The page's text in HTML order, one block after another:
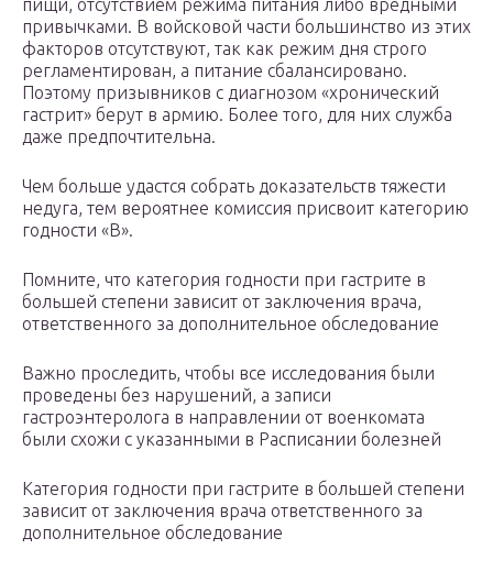
пищи, отсутствием режима питания либо вредными
привычками. В войсковой части большинство из этих
факторов отсутствуют, так как режим дня строго
регламентирован, а питание сбалансировано.
Поэтому призывников с диагнозом «хронический
гастрит» берут в армию. Более того, для них служба
даже предпочтительна.
Чем больше удастся собрать доказательств тяжести
недуга, тем вероятнее комиссия присвоит категорию
годности «В».
Помните, что категория годности при гастрите в
большей степени зависит от заключения врача,
ответственного за дополнительное обследование
Важно проследить, чтобы все исследования были
проведены без нарушений, а записи
гастроэнтеролога в направлении от военкомата
были схожи с указанными в Расписании болезней
Категория годности при гастрите в большей степени
зависит от заключения врача ответственного за
дополнительное обследование